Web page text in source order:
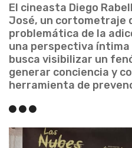
El cineasta Diego
José, un cortometraje
problemática de la
una perspectiva íntima
busca visibilizar un
generar conciencia y
herramienta de